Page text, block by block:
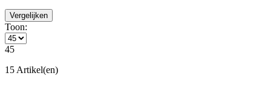
Vergelijken
Toon:
45
15 Artikel(en)